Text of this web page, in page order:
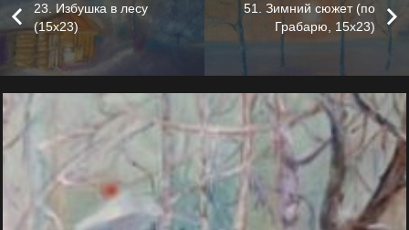
23. Избушка в лесу
(15х23)
51. Зимний сюжет (по
Грабарю, 15х23)